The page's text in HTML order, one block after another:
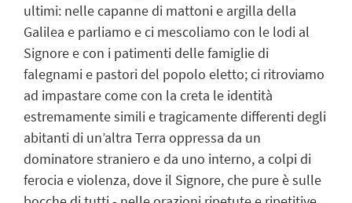
ultimi: nelle capanne di mattoni e argilla della
Galilea e parliamo e ci mescoliamo con le lodi al
Signore e con i patimenti delle famiglie di
falegnami e pastori del popolo eletto; ci ritroviamo
ad impastare come con la creta le identità
estremamente simili e tragicamente differenti degli
abitanti di un’altra Terra oppressa da un
dominatore straniero e da uno interno, a colpi di
ferocia e violenza, dove il Signore, che pure è sulle